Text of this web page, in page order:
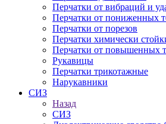
Перчатки от вибраций и
Перчатки от пониженных
Перчатки от порезов
Перчатки химически
Перчатки от повышенных
Рукавицы
Перчатки трикотажные
Нарукавники
СИЗ
Назад
СИЗ